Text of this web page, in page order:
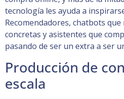
tecnología les ayuda a
Recomendadores, chatbots
concretas y asistentes que
pasando de ser un extra a ser
Producción de
escala